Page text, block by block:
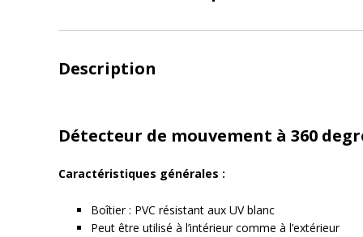
Description
Détecteur de mouvement à 360
Caractéristiques générales :
Boîtier : PVC résistant aux UV blanc
Peut être utilisé à l’intérieur comme à l’extérieur